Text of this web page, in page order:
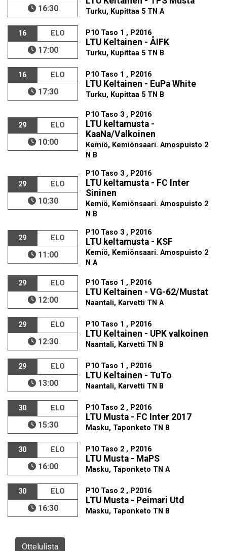
16:30 Turku, Kupittaa 5 TN A
16 ELO
17:00
P10 Taso 1 , P2016
LTU Keltainen - ÅIFK
Turku, Kupittaa 5 TN B
16 ELO
17:30
P10 Taso 1 , P2016
LTU Keltainen - EuPa White
Turku, Kupittaa 5 TN B
29 ELO
10:00
P10 Taso 3 , P2016
LTU keltamusta -
KaaNa/Valkoinen
Kemiö, Kemiönsaari. Amospuisto 2
N B
29 ELO
10:30
P10 Taso 3 , P2016
LTU keltamusta - FC Inter
Sininen
Kemiö, Kemiönsaari. Amospuisto 2
N B
29 ELO
11:00
P10 Taso 3 , P2016
LTU keltamusta - KSF
Kemiö, Kemiönsaari. Amospuisto 2
N A
29 ELO
12:00
P10 Taso 1 , P2016
LTU Keltainen - VG-62/Mustat
Naantali, Karvetti TN A
29 ELO
12:30
P10 Taso 1 , P2016
LTU Keltainen - UPK valkoinen
Naantali, Karvetti TN B
29 ELO
13:00
P10 Taso 1 , P2016
LTU Keltainen - TuTo
Naantali, Karvetti TN B
30 ELO
15:30
P10 Taso 2 , P2016
LTU Musta - FC Inter 2017
Masku, Taponketo TN B
30 ELO
16:00
P10 Taso 2 , P2016
LTU Musta - MaPS
Masku, Taponketo TN A
30 ELO
16:30
P10 Taso 2 , P2016
LTU Musta - Peimari Utd
Masku, Taponketo TN B
Ottelulista